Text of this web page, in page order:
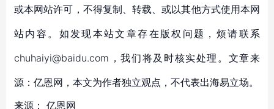
或本网站许可，不得复制、转载、或以其他方式使用本网
站内容。如发现本站文章存在版权问题，烦请联系
chuhaiyi@baidu.com，我们将及时核实处理。文章来
源：亿恩网，本文为作者独立观点，不代表出海易立场。
来源： 亿恩网